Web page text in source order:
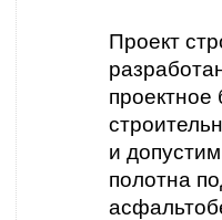
Проект
и
полотна